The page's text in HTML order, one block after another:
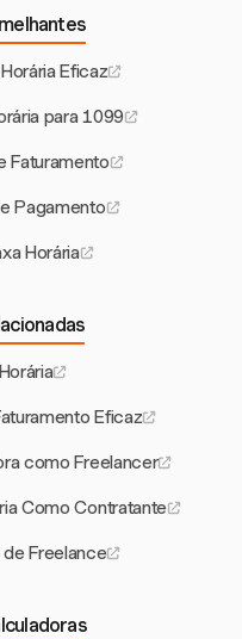
Eficaz
para 1099
Faturamento
Pagamento
Horária
Eficaz
como Freelancer
Como Contratante
de Freelance